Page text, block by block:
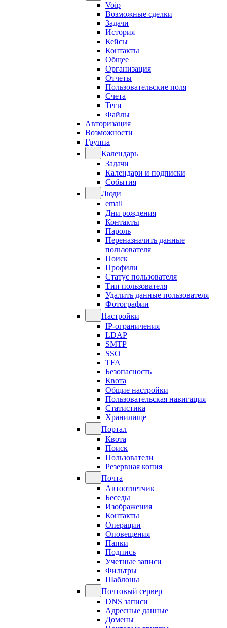
Voip
Возможные сделки
Задачи
История
Кейсы
Контакты
Общее
Организация
Отчеты
Пользовательские поля
Счета
Теги
Файлы
Авторизация
Возможности
Группа
Календарь
Задачи
Календари и подписки
События
Люди
email
Дни рождения
Контакты
Пароль
Переназначить данные
пользователя
Поиск
Профили
Статус пользователя
Тип пользователя
Удалить данные пользователя
Фотографии
Настройки
IP-ограничения
LDAP
SMTP
SSO
TFA
Безопасность
Квота
Общие настройки
Пользовательская навигация
Статистика
Хранилище
Портал
Квота
Поиск
Пользователи
Резервная копия
Почта
Автоответчик
Беседы
Изображения
Контакты
Операции
Оповещения
Папки
Подпись
Учетные записи
Фильтры
Шаблоны
Почтовый сервер
DNS записи
Адресные данные
Домены